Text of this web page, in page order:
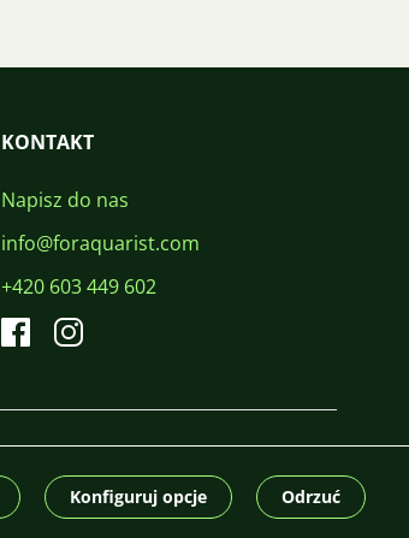
KONTAKT
Napisz do nas
info@foraquarist.com
+420 603 449 602
Konfiguruj opcje Odrzuć